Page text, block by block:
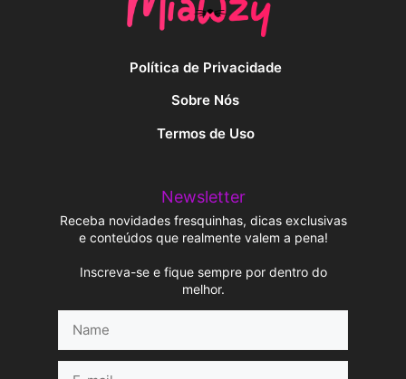
Política de Privacidade
Sobre Nós
Termos de Uso
Newsletter
Receba novidades fresquinhas, dicas exclusivas
e conteúdos que realmente valem a pena!
Inscreva-se e fique sempre por dentro do
melhor.